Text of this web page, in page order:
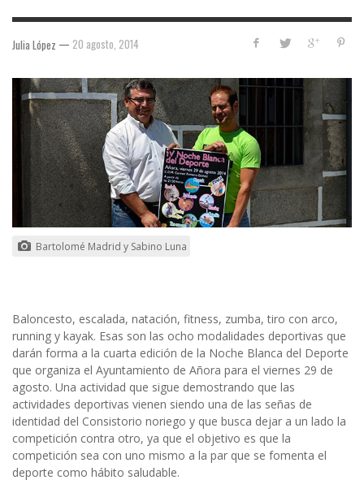
Julia López — 20 agosto, 2014
Bartolomé Madrid y Sabino Luna
Baloncesto, escalada, natación, fitness, zumba, tiro con arco,
running y kayak. Esas son las ocho modalidades deportivas que
darán forma a la cuarta edición de la Noche Blanca del Deporte
que organiza el Ayuntamiento de Añora para el viernes 29 de
agosto. Una actividad que sigue demostrando que las
actividades deportivas vienen siendo una de las señas de
identidad del Consistorio noriego y que busca dejar a un lado la
competición contra otro, ya que el objetivo es que la
competición sea con uno mismo a la par que se fomenta el
deporte como hábito saludable.